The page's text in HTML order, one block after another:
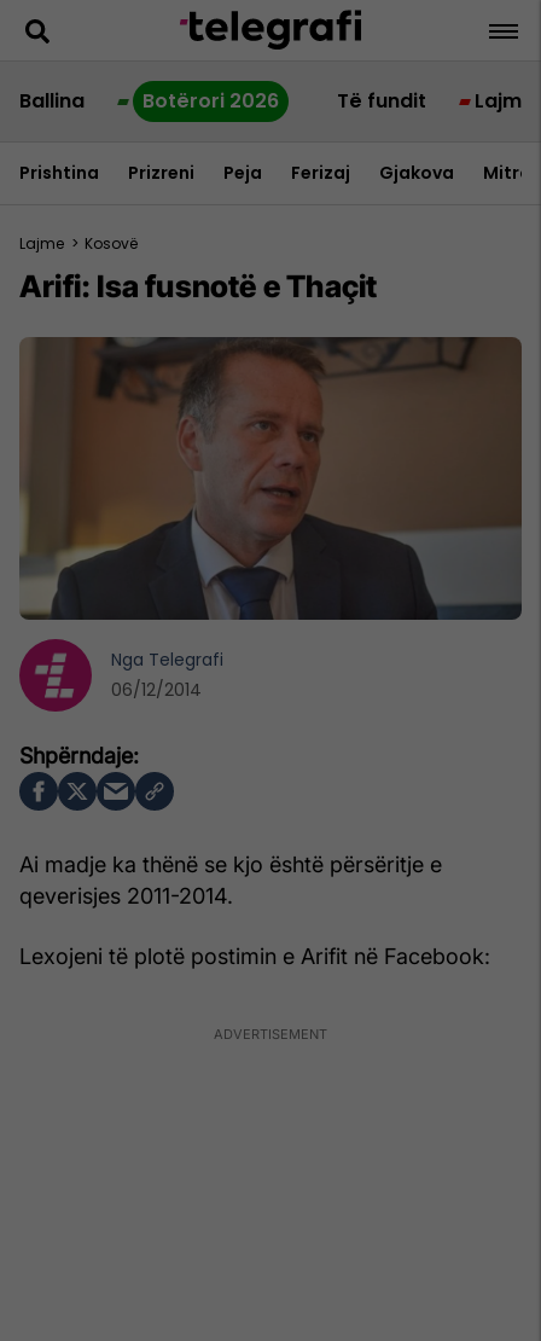
Ballina Botërori 2026 Të fundit Lajme
Prishtina Prizreni Peja Ferizaj Gjakova
Lajme > Kosovë
Arifi: Isa fusnotë e Thaçit
Ai madje ka thënë se kjo është përsëritje e
qeverisjes 2011-2014.
Lexojeni të plotë postimin e Arifit në Facebook:
Nga Telegrafi
06/12/2014